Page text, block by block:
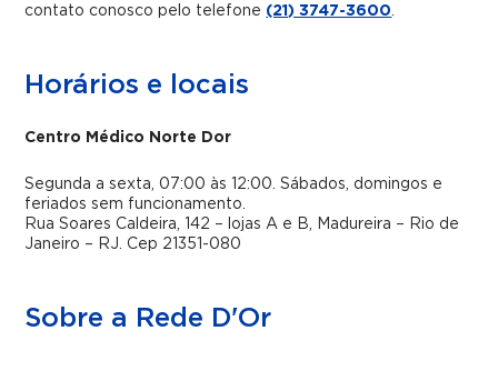
contato conosco pelo telefone (21) 3747-3600.
Horários e locais
Centro Médico Norte Dor
Segunda a sexta, 07:00 às 12:00. Sábados, domingos e
feriados sem funcionamento.
Rua Soares Caldeira, 142 – lojas A e B, Madureira – Rio de
Janeiro – RJ. Cep 21351-080
Sobre a Rede D'Or